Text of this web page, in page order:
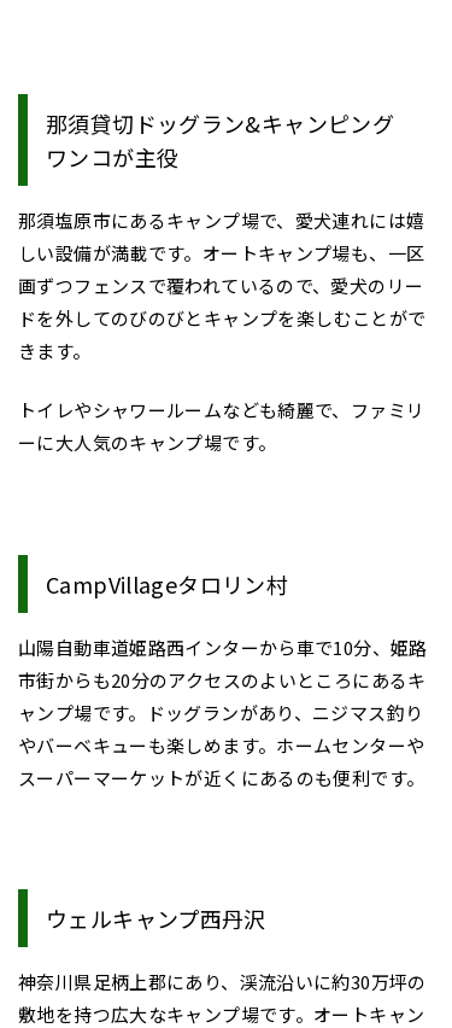
那須貸切ドッグラン&キャンピング
ワンコが主役
那須塩原市にあるキャンプ場で、愛犬連れには嬉
しい設備が満載です。オートキャンプ場も、一区
画ずつフェンスで覆われているので、愛犬のリー
ドを外してのびのびとキャンプを楽しむことがで
きます。
トイレやシャワールームなども綺麗で、ファミリ
ーに大人気のキャンプ場です。
CampVillageタロリン村
山陽自動車道姫路西インターから車で10分、姫路
市街からも20分のアクセスのよいところにあるキ
ャンプ場です。ドッグランがあり、ニジマス釣り
やバーベキューも楽しめます。ホームセンターや
スーパーマーケットが近くにあるのも便利です。
ウェルキャンプ西丹沢
神奈川県足柄上郡にあり、渓流沿いに約30万坪の
敷地を持つ広大なキャンプ場です。オートキャン